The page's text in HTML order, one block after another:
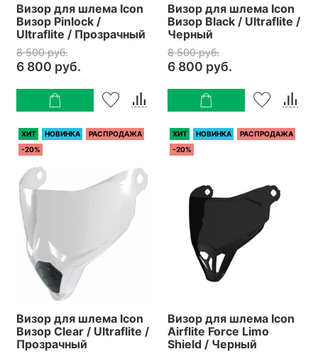
Визор для шлема Icon
Визор Pinlock /
Ultraflite / Прозрачный
8 500 руб.
6 800 руб.
Визор для шлема Icon
Визор Black / Ultraflite /
Черный
8 500 руб.
6 800 руб.
ХИТ НОВИНКА
РАСПРОДАЖА
-20%
Визор для шлема Icon
Визор Clear / Ultraflite /
Прозрачный
ХИТ НОВИНКА
РАСПРОДАЖА
-20%
Визор для шлема Icon
Airflite Force Limo
Shield / Черный